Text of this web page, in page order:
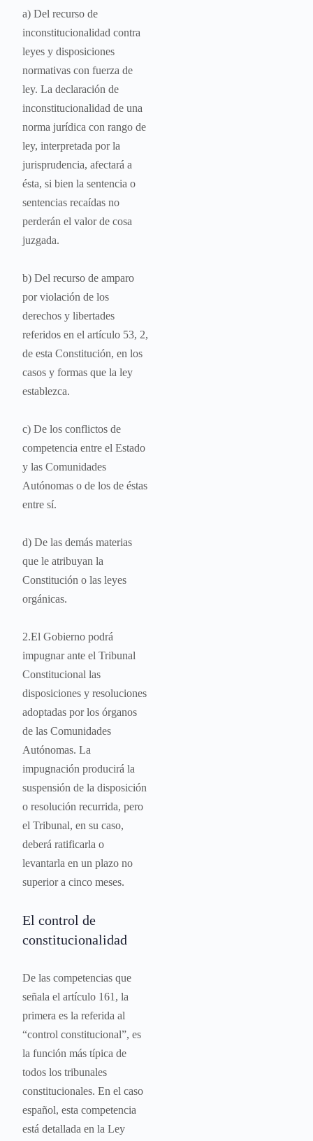
a) Del recurso de
inconstitucionalidad contra
leyes y disposiciones
normativas con fuerza de
ley. La declaración de
inconstitucionalidad de una
norma jurídica con rango de
ley, interpretada por la
jurisprudencia, afectará a
ésta, si bien la sentencia o
sentencias recaídas no
perderán el valor de cosa
juzgada.
b) Del recurso de amparo
por violación de los
derechos y libertades
referidos en el artículo 53, 2,
de esta Constitución, en los
casos y formas que la ley
establezca.
c) De los conflictos de
competencia entre el Estado
y las Comunidades
Autónomas o de los de éstas
entre sí.
d) De las demás materias
que le atribuyan la
Constitución o las leyes
orgánicas.
2.El Gobierno podrá
impugnar ante el Tribunal
Constitucional las
disposiciones y resoluciones
adoptadas por los órganos
de las Comunidades
Autónomas. La
impugnación producirá la
suspensión de la disposición
o resolución recurrida, pero
el Tribunal, en su caso,
deberá ratificarla o
levantarla en un plazo no
superior a cinco meses.
El control de
constitucionalidad
De las competencias que
señala el artículo 161, la
primera es la referida al
“control constitucional”, es
la función más típica de
todos los tribunales
constitucionales. En el caso
español, esta competencia
está detallada en la Ley